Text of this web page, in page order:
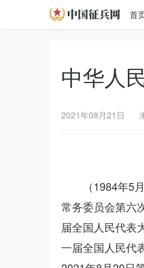
首
中华人
2021年08月21日
（1984年
常务委员会第六
届全国人民代表
一届全国人民代